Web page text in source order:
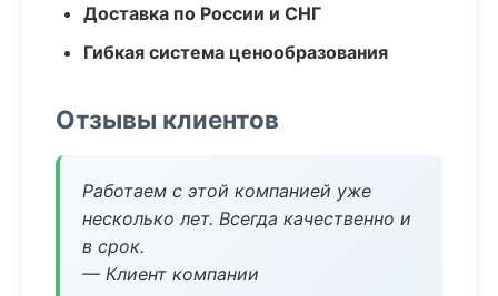
Доставка по России и СНГ
Гибкая система ценообразования
Отзывы клиентов
Работаем с этой компанией уже
несколько лет. Всегда качественно и
в срок.
— Клиент компании